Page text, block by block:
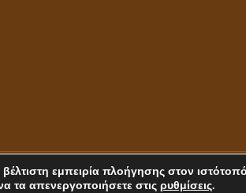
εμπειρία πλοήγησης στον
τα απενεργοποιήσετε στις ρυθμίσεις.